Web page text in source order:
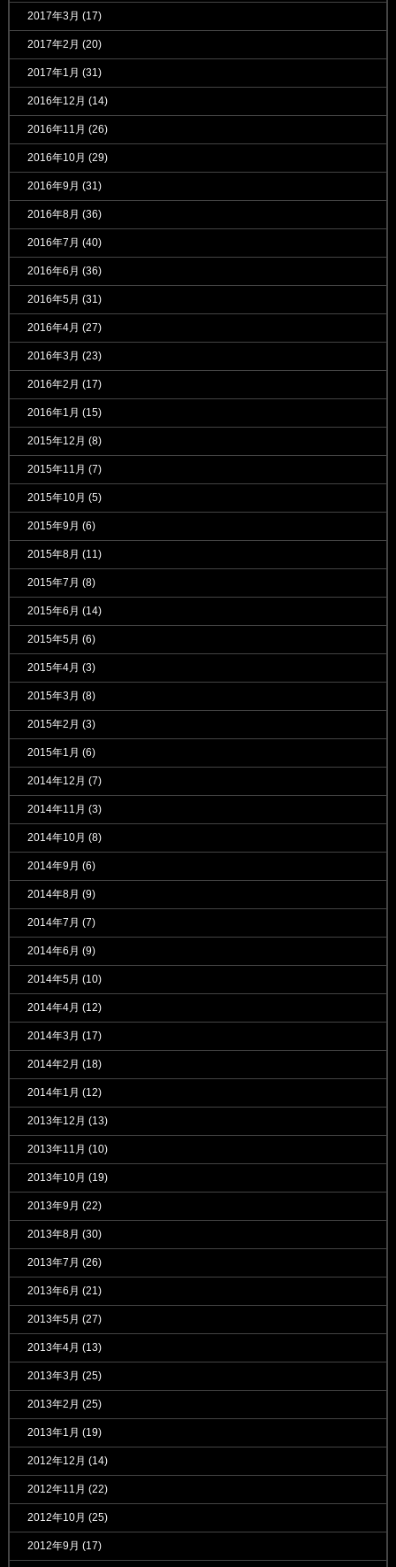
2017年3月 (17)
2017年2月 (20)
2017年1月 (31)
2016年12月 (14)
2016年11月 (26)
2016年10月 (29)
2016年9月 (31)
2016年8月 (36)
2016年7月 (40)
2016年6月 (36)
2016年5月 (31)
2016年4月 (27)
2016年3月 (23)
2016年2月 (17)
2016年1月 (15)
2015年12月 (8)
2015年11月 (7)
2015年10月 (5)
2015年9月 (6)
2015年8月 (11)
2015年7月 (8)
2015年6月 (14)
2015年5月 (6)
2015年4月 (3)
2015年3月 (8)
2015年2月 (3)
2015年1月 (6)
2014年12月 (7)
2014年11月 (3)
2014年10月 (8)
2014年9月 (6)
2014年8月 (9)
2014年7月 (7)
2014年6月 (9)
2014年5月 (10)
2014年4月 (12)
2014年3月 (17)
2014年2月 (18)
2014年1月 (12)
2013年12月 (13)
2013年11月 (10)
2013年10月 (19)
2013年9月 (22)
2013年8月 (30)
2013年7月 (26)
2013年6月 (21)
2013年5月 (27)
2013年4月 (13)
2013年3月 (25)
2013年2月 (25)
2013年1月 (19)
2012年12月 (14)
2012年11月 (22)
2012年10月 (25)
2012年9月 (17)